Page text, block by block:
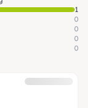
1
0
0
0
0